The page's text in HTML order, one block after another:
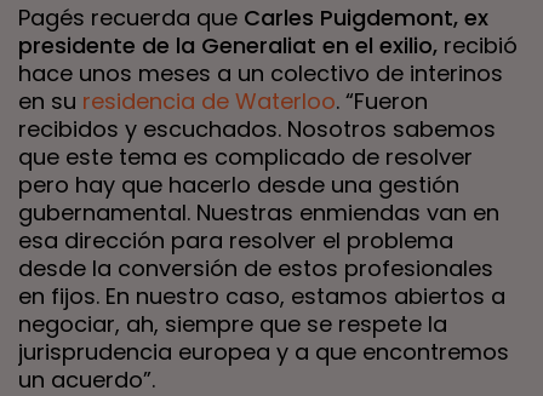
Pagés recuerda que Carles Puigdemont, ex
presidente de la Generaliat en el exilio, recibió
hace unos meses a un colectivo de interinos
en su residencia de Waterloo. “Fueron
recibidos y escuchados. Nosotros sabemos
que este tema es complicado de resolver
pero hay que hacerlo desde una gestión
gubernamental. Nuestras enmiendas van en
esa dirección para resolver el problema
desde la conversión de estos profesionales
en fijos. En nuestro caso, estamos abiertos a
negociar, ah, siempre que se respete la
jurisprudencia europea y a que encontremos
un acuerdo”.